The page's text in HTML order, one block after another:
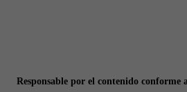
Responsable por el contenido conforme